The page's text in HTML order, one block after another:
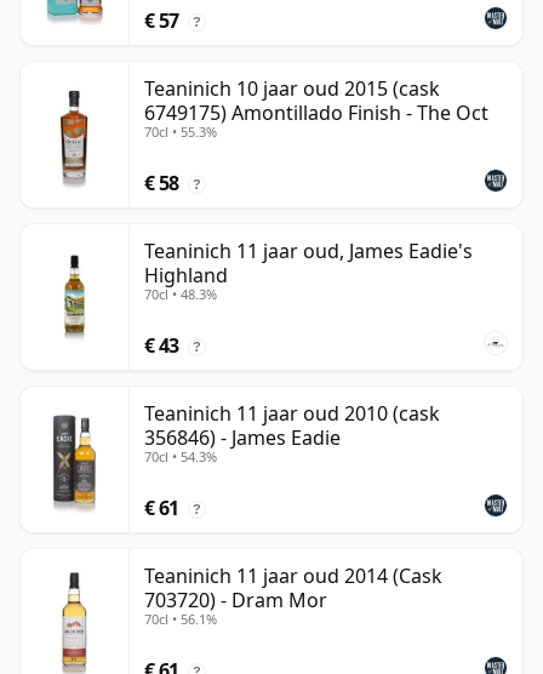
€ 57 ?
Teaninich 10 jaar oud 2015 (cask
6749175) Amontillado Finish - The Oct
70cl • 55.3%
€ 58 ?
Teaninich 11 jaar oud, James Eadie's
Highland
70cl • 48.3%
€ 43 ?
Teaninich 11 jaar oud 2010 (cask
356846) - James Eadie
70cl • 54.3%
€ 61 ?
Teaninich 11 jaar oud 2014 (Cask
703720) - Dram Mor
70cl • 56.1%